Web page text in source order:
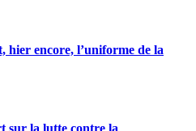
hier encore, l’uniforme de la
sur la lutte contre la